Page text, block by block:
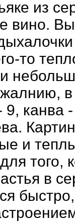
из
вино.
то
в
канва
и
того,
в